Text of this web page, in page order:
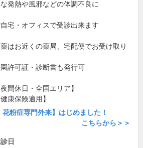
発熱や風邪などの体調不良に
自宅・オフィスで受診出来ます
はお近くの薬局、宅配便でお受け取り
許可証・診断書も発行可
夜間休日・全国エリア】
健康保険適用】
花粉症専門外来】はじめました！
こちらから＞＞
日